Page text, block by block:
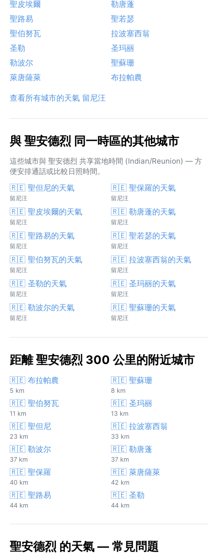
聖皮埃爾
勒唐蓬
聖路易
聖若瑟
聖伯努瓦
拉波塞西翁
圣勒
圣玛丽
勒波尔
聖蘇珊
萊唐薩萊
布拉帕農
查看所有城市的天氣 留尼汪
與 聖安德烈 同一時區的其他城市
這些城市與 聖安德烈 共享當地時間 (Indian/Reunion) — 方
便安排通話或比較日照時間。
🇷🇪 聖但尼的天氣
留尼汪
🇷🇪 聖保羅的天氣
留尼汪
🇷🇪 聖皮埃爾的天氣
留尼汪
🇷🇪 勒唐蓬的天氣
留尼汪
🇷🇪 聖路易的天氣
留尼汪
🇷🇪 聖若瑟的天氣
留尼汪
🇷🇪 聖伯努瓦的天氣
留尼汪
🇷🇪 拉波塞西翁的天氣
留尼汪
🇷🇪 圣勒的天氣
留尼汪
🇷🇪 圣玛丽的天氣
留尼汪
🇷🇪 勒波尔的天氣
留尼汪
🇷🇪 聖蘇珊的天氣
留尼汪
距離 聖安德烈 300 公里的附近城市
🇷🇪 布拉帕農
5 km
🇷🇪 聖蘇珊
8 km
🇷🇪 聖伯努瓦
11 km
🇷🇪 圣玛丽
13 km
🇷🇪 聖但尼
23 km
🇷🇪 拉波塞西翁
33 km
🇷🇪 勒波尔
37 km
🇷🇪 勒唐蓬
37 km
🇷🇪 聖保羅
40 km
🇷🇪 萊唐薩萊
42 km
🇷🇪 聖路易
44 km
🇷🇪 圣勒
44 km
聖安德烈 的天氣 — 常見問題